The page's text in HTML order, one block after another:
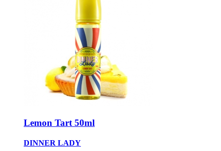
Lemon Tart 50ml
DINNER LADY